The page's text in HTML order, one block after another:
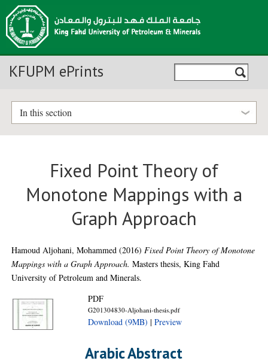
KFUPM ePrints
In this section
Fixed Point Theory of
Monotone Mappings with a
Graph Approach
Hamoud Aljohani, Mohammed (2016)Fixed Point Theory of Monotone
Mappings with a Graph Approach. Masters thesis, King Fahd
University of Petroleum and Minerals.
PDF
G201304830-Aljohani-thesis.pdf
Download (9MB) |Preview
Arabic Abstract